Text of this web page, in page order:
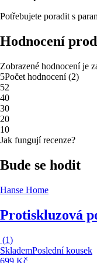
Potřebujete poradit s
Hodnocení
Zobrazené hodnocení je
5Počet hodnocení(2)
52
40
30
20
10
Jak fungují recenze?
Bude se hodit
Hanse Home
Protiskluzová
(1)
SklademPoslední kousek
699 Kč